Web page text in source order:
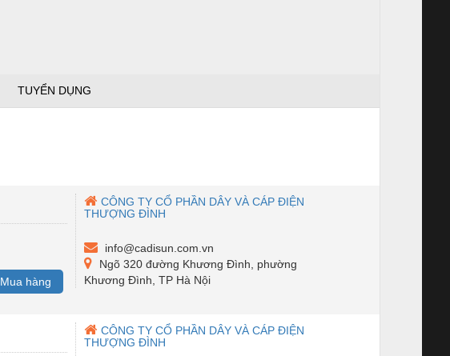
TUYỂN DỤNG
Mua hàng
CÔNG TY CỔ PHẦN DÂY VÀ CÁP ĐIỆN
THƯỢNG ĐÌNH
info@cadisun.com.vn
Ngõ 320 đường Khương Đình, phường
Khương Đình, TP Hà Nội
CÔNG TY CỔ PHẦN DÂY VÀ CÁP ĐIỆN
THƯỢNG ĐÌNH